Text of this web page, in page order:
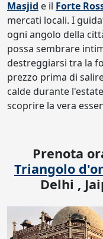
Masjid e il Forte
mercati locali. I
ogni angolo della
possa sembrare
destreggiarsi tra la
prezzo prima di
calde durante
scoprire la vera
Prenota
Triangolo
Delhi ,